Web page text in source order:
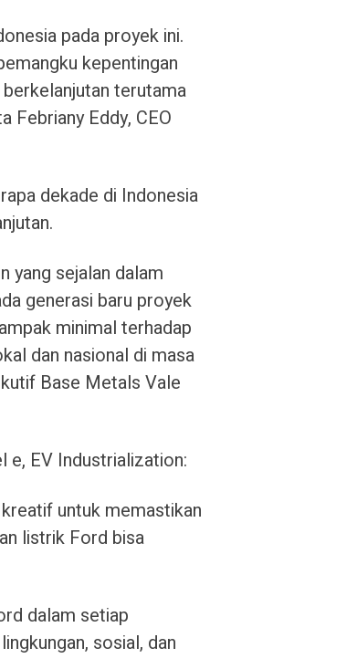
pada proyek ini.
kepentingan
terutama
Febriany Eddy, CEO
dekade di Indonesia
yang sejalan dalam
generasi baru proyek
minimal terhadap
dan nasional di masa
Base Metals Vale
e, EV Industrialization:
untuk memastikan
listrik Ford bisa
dalam setiap
sosial, dan